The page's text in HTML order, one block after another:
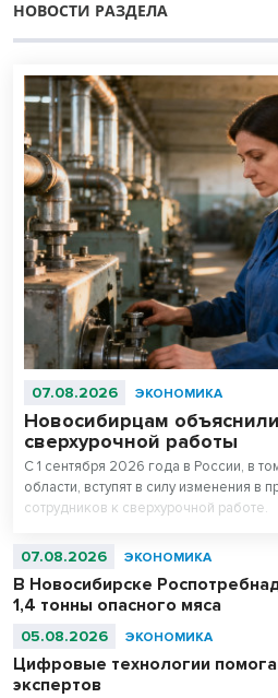
НОВОСТИ РАЗДЕЛА
07.08.2026 ЭКОНОМИКА
Новосибирцам
сверхурочной работы
С 1 сентября 2026 года в России, в
области, вступят в силу изменения в
сотрудников к сверхурочной работе.
07.08.2026 ЭКОНОМИКА
В Новосибирске
1,4 тонны опасного мяса
05.08.2026 ЭКОНОМИКА
Цифровые технологии
экспертов